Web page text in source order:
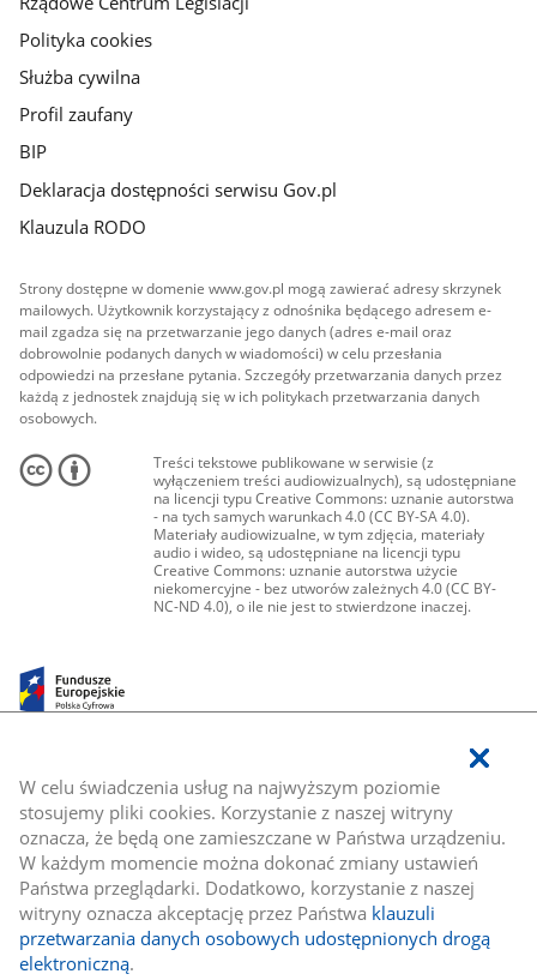
W celu świadczenia usług na najwyższym poziomie
stosujemy pliki cookies. Korzystanie z naszej witryny
oznacza, że będą one zamieszczane w Państwa urządzeniu.
W każdym momencie można dokonać zmiany ustawień
Państwa przeglądarki. Dodatkowo, korzystanie z naszej
witryny oznacza akceptację przez Państwa klauzuli
przetwarzania danych osobowych udostępnionych drogą
elektroniczną.
Polityka cookies
Służba cywilna
Profil zaufany
BIP
Deklaracja dostępności serwisu Gov.pl
Klauzula RODO
Strony dostępne w domenie www.gov.pl mogą zawierać adresy skrzynek
mailowych. Użytkownik korzystający z odnośnika będącego adresem e-
mail zgadza się na przetwarzanie jego danych (adres e-mail oraz
dobrowolnie podanych danych w wiadomości) w celu przesłania
odpowiedzi na przesłane pytania. Szczegóły przetwarzania danych przez
każdą z jednostek znajdują się w ich politykach przetwarzania danych
osobowych.
Treści tekstowe publikowane w serwisie (z
wyłączeniem treści audiowizualnych), są udostępniane
na licencji typu Creative Commons: uznanie autorstwa
- na tych samych warunkach 4.0 (CC BY-SA 4.0).
Materiały audiowizualne, w tym zdjęcia, materiały
audio i wideo, są udostępniane na licencji typu
Creative Commons: uznanie autorstwa użycie
niekomercyjne - bez utworów zależnych 4.0 (CC BY-
NC-ND 4.0), o ile nie jest to stwierdzone inaczej.